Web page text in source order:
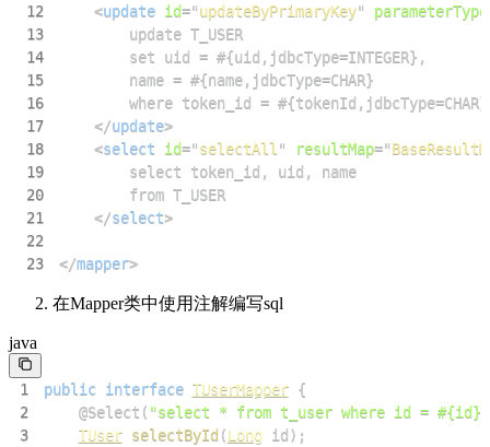
12
<update id="updateByPrimaryKey" parameterType
13
        update T_USER
14
15
16
17
</update>
18
<select id="selectAll " resultMap="
19
        select token_id, uid, name
20
        from T_USER
21
</select>
22
23
</mapper>
在Mapper类中使用注解编写sql
java
1 public interface TUserMapper {
2
@Select ( "select * from t_user where id = #{id}"
3
TUser selectById (Long id) ;